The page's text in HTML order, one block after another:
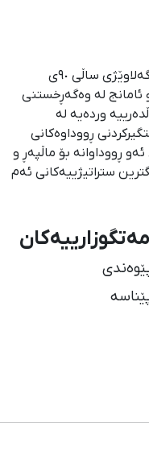
ئاژانسی هەواڵدەریی کوردستان، لە ١ی گەلاوێژی ساڵی ٩٠ی
ئامانج لە وەگەڕخستنی
وردەیە لە
ڕووداوەكانی
ڕووداوانە بۆ ماڵپەڕ و
ستراتیژییەكانی ئەم